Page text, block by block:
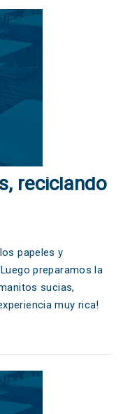
reciclando
papeles y
preparamos la
sucias,
muy rica!